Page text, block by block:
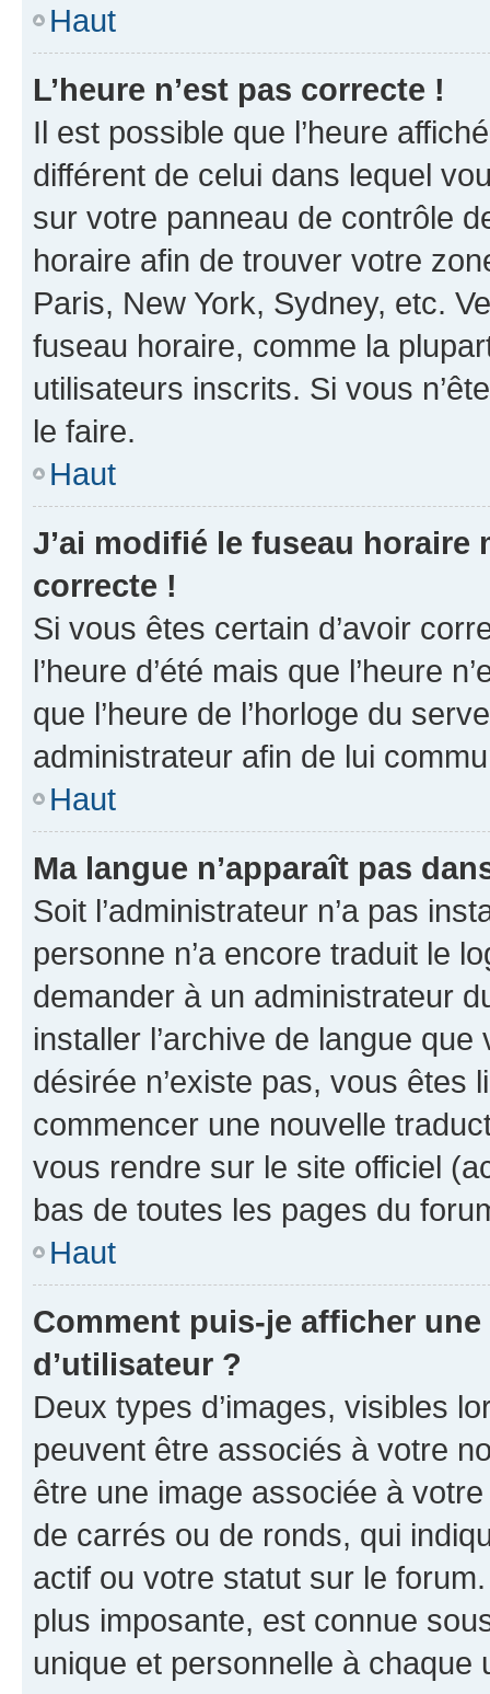
Haut
L’heure n’est pas correcte !
Il est possible que l’heure
différent de celui dans lequel
sur votre panneau de contrôle
horaire afin de trouver votre
Paris, New York, Sydney, etc.
fuseau horaire, comme la
utilisateurs inscrits. Si vous
le faire.
Haut
J’ai modifié le fuseau horaire
correcte !
Si vous êtes certain d’avoir
l’heure d’été mais que l’heure
que l’heure de l’horloge du
administrateur afin de lui
Haut
Ma langue n’apparaît pas
Soit l’administrateur n’a pas
personne n’a encore traduit le
demander à un administrateur
installer l’archive de langue
désirée n’existe pas, vous êtes
commencer une nouvelle
vous rendre sur le site officiel
bas de toutes les pages du
Haut
Comment puis-je afficher
d’utilisateur ?
Deux types d’images, visibles
peuvent être associés à votre
être une image associée à
de carrés ou de ronds, qui
actif ou votre statut sur le
plus imposante, est connue
unique et personnelle à chaque